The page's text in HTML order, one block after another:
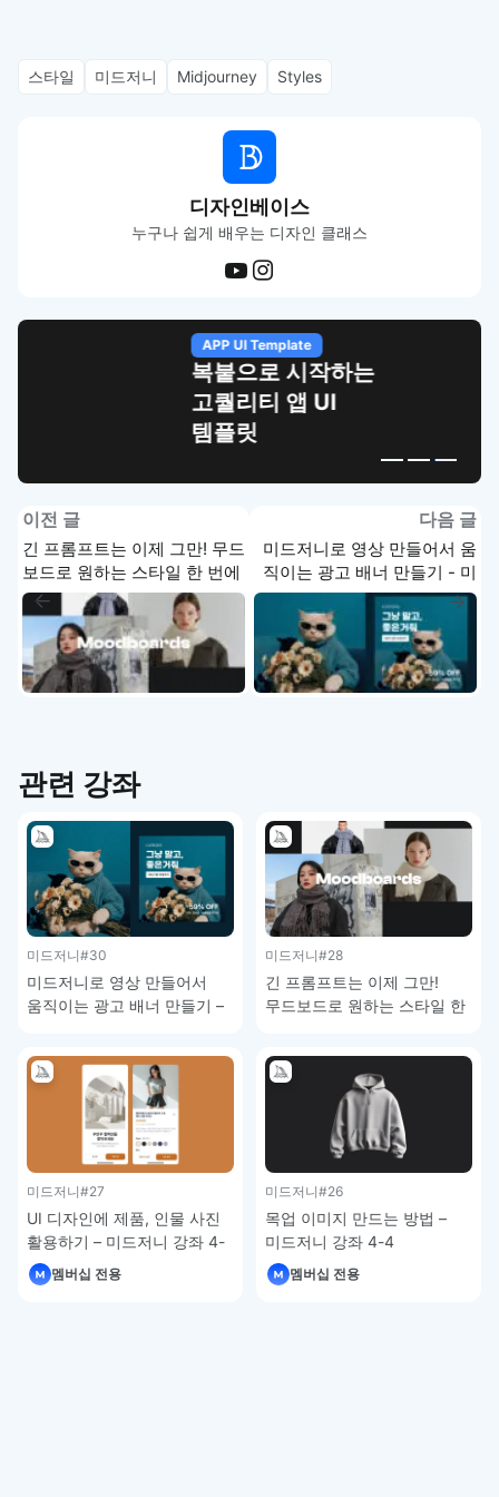
스타일 미드저니 Midjourney Styles
디자인베이스
누구나 쉽게 배우는 디자인 클래스
복붙으로 시작하는
이전 글
긴 프롬프트는 이제 그만! 무드
보드로 원하는 스타일 한 번에
적용하기 - 미드저니 강좌 4-6
다음 글
미드저니로 영상 만들어서 움
직이는 광고 배너 만들기 - 미
드저니 강좌 4-8
관련 강좌
미드저니#30
미드저니로 영상 만들어서
움직이는 광고 배너 만들기 –
미드저니#28
긴 프롬프트는 이제 그만!
무드보드로 원하는 스타일 한
강좌 4-6
미드저니#27
UI 디자인에 제품, 인물 사진
활용하기 – 미드저니 강좌 4-
5
멤버십 전용
미드저니#26
목업 이미지 만드는 방법 –
미드저니 강좌 4-4
멤버십 전용